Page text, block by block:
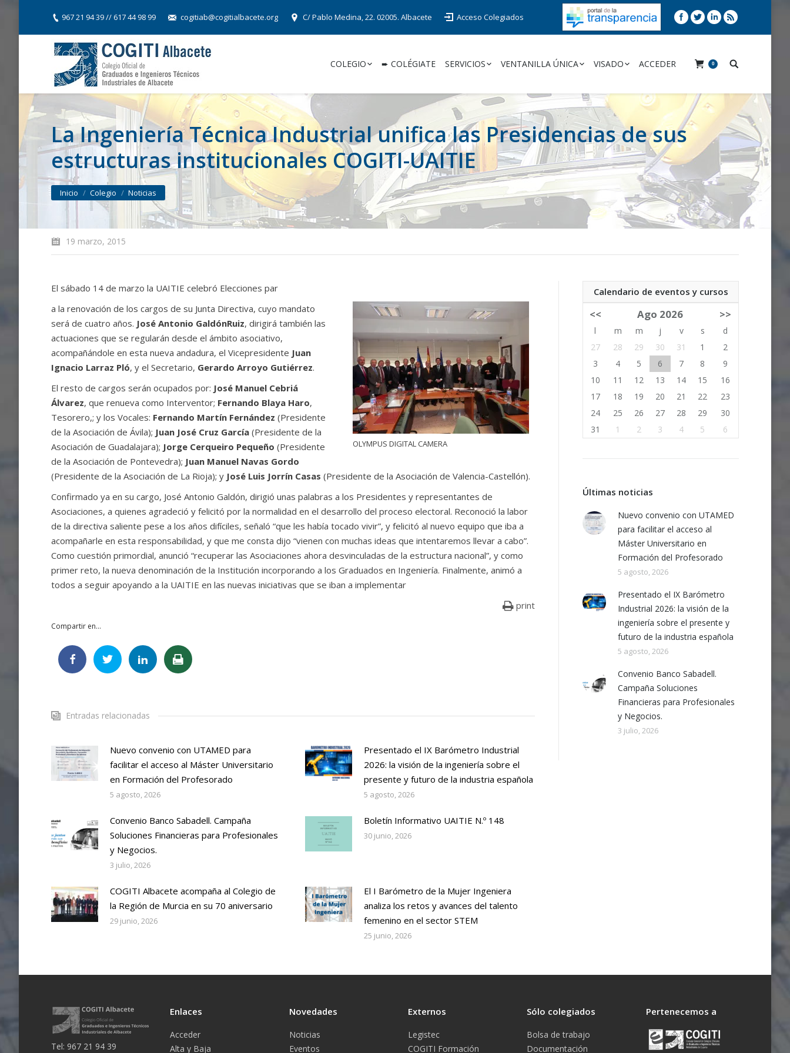
967 21 94 39 // 617 44 98 99 cogitiab@cogitialbacete.org C/ Pablo Medina, 22. 02005. Albacete Acceso Colegiados
COLEGIO ➨ COLÉGIATE SERVICIOS VENTANILLA ÚNICA VISADO ACCEDER 0
La Ingeniería Técnica Industrial unifica las Presidencias de sus
estructuras institucionales COGITI-UAITIE
You are here:
Inicio Colegio Noticias
19 marzo, 2015
El sábado 14 de marzo la UAITIE celebró Elecciones par
OLYMPUS DIGITAL CAMERA
a la renovación de los cargos de su Junta Directiva, cuyo mandato
será de cuatro años. José Antonio GaldónRuiz, dirigirá también las
actuaciones que se regularán desde el ámbito asociativo,
acompañándole en esta nueva andadura, el Vicepresidente Juan
Ignacio Larraz Pló, y el Secretario, Gerardo Arroyo Gutiérrez.
El resto de cargos serán ocupados por: José Manuel Cebriá
Álvarez, que renueva como Interventor; Fernando Blaya Haro,
Tesorero,; y los Vocales: Fernando Martín Fernández (Presidente
de la Asociación de Ávila); Juan José Cruz García (Presidente de la
Asociación de Guadalajara); Jorge Cerqueiro Pequeño (Presidente
de la Asociación de Pontevedra); Juan Manuel Navas Gordo
(Presidente de la Asociación de La Rioja); y José Luis Jorrín Casas (Presidente de la Asociación de Valencia-Castellón).
Confirmado ya en su cargo, José Antonio Galdón, dirigió unas palabras a los Presidentes y representantes de
Asociaciones, a quienes agradeció y felicitó por la normalidad en el desarrollo del proceso electoral. Reconoció la labor
de la directiva saliente pese a los años difíciles, señaló “que les había tocado vivir”, y felicitó al nuevo equipo que iba a
acompañarle en esta responsabilidad, y que me consta dijo “vienen con muchas ideas que intentaremos llevar a cabo”.
Como cuestión primordial, anunció “recuperar las Asociaciones ahora desvinculadas de la estructura nacional”, y como
primer reto, la nueva denominación de la Institución incorporando a los Graduados en Ingeniería. Finalmente, animó a
todos a seguir apoyando a la UAITIE en las nuevas iniciativas que se iban a implementar
print
Compartir en...
Entradas relacionadas
Nuevo convenio con UTAMED para
facilitar el acceso al Máster Universitario
en Formación del Profesorado
5 agosto, 2026
Presentado el IX Barómetro Industrial
2026: la visión de la ingeniería sobre el
presente y futuro de la industria española
5 agosto, 2026
Convenio Banco Sabadell. Campaña
Soluciones Financieras para Profesionales
y Negocios.
3 julio, 2026
Boletín Informativo UAITIE N.º 148
30 junio, 2026
COGITI Albacete acompaña al Colegio de
la Región de Murcia en su 70 aniversario
29 junio, 2026
El I Barómetro de la Mujer Ingeniera
analiza los retos y avances del talento
femenino en el sector STEM
25 junio, 2026
Calendario de eventos y cursos
<< Ago 2026 >>
l m m j v s
d
27
28 29 30 31 1
2
3
4 5 6 7 8
9
10
11 12 13 14 15
16
17
18 19 20 21 22
23
24
25 26 27 28 29
30
31
1 2 3 4 5 6
Últimas noticias
Nuevo convenio con UTAMED
para facilitar el acceso al
Máster Universitario en
Formación del Profesorado
5 agosto, 2026
Presentado el IX Barómetro
Industrial 2026: la visión de la
ingeniería sobre el presente y
futuro de la industria española
5 agosto, 2026
Convenio Banco Sabadell.
Campaña Soluciones
Financieras para Profesionales
y Negocios.
3 julio, 2026
Tel: 967 21 94 39
Enlaces
Acceder
Alta y Baja
Novedades
Noticias
Eventos
Externos
Legistec
COGITI Formación
Sólo colegiados
Bolsa de trabajo
Documentación
Pertenecemos a